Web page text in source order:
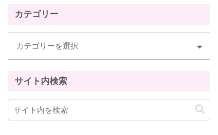
カテゴリー
サイト内検索